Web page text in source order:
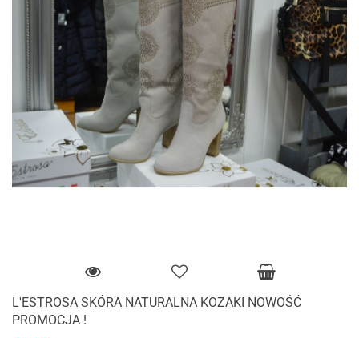
L'ESTROSA SKÓRA NATURALNA KOZAKI NOWOŚĆ
PROMOCJA !